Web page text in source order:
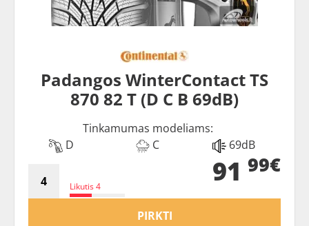
Padangos WinterContact TS
870 82 T (D C B 69dB)
Tinkamumas modeliams:
D
C 69dB
Likutis 4 91 99€
PIRKTI